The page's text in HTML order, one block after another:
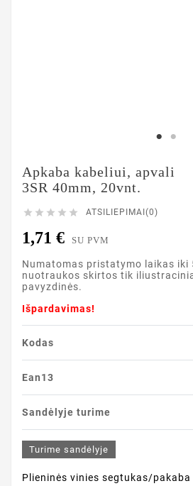
Apkaba kabeliui, apvali
3SR 40mm, 20vnt.
     ATSILIEPIMAI(0)
1,71 € SU PVM
Numatomas pristatymo laikas iki
nuotraukos skirtos tik
pavyzdinės.
Išpardavimas!
Kodas
Ean13
Sandėlyje turime
Turime sandėlyje
Plieninės vinies segtukas/